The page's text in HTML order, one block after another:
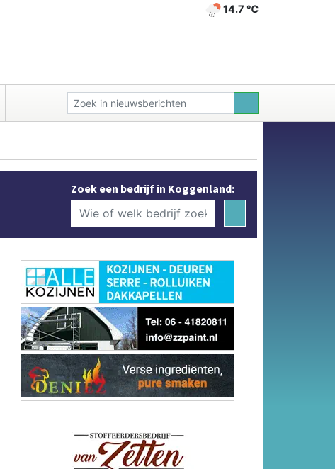
14.7 ℃
Zoek een bedrijf in Koggenland: